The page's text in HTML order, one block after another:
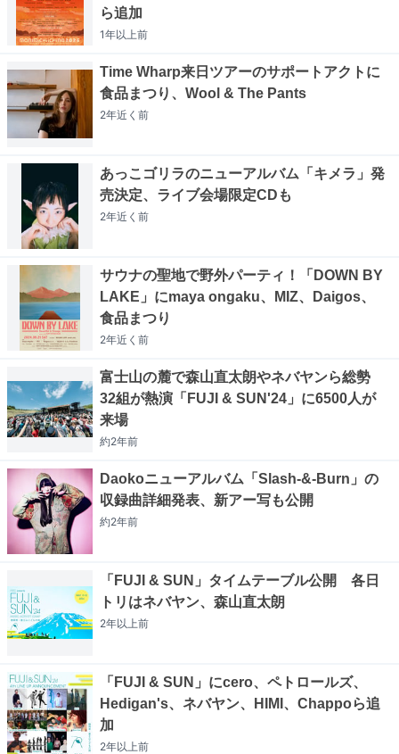
ら追加
1年以上前
Time Wharp来日ツアーのサポートアクトに
食品まつり、Wool & The Pants
2年近く 前
あっこゴリラのニューアルバム「キメラ」発
売決定、ライブ会場限定CDも
2年近く 前
サウナの聖地で野外パーティ！「DOWN BY
LAKE」にmaya ongaku、MIZ、Daigos、
食品まつり
2年近く 前
富士山の麓で森山直太朗やネバヤンら総勢
32組が熱演「FUJI & SUN'24」に6500人が
来場
約2年前
Daokoニューアルバム「Slash-&-Burn」の
収録曲詳細発表、新アー写も公開
約2年前
「FUJI & SUN」タイムテーブル公開 各日
トリはネバヤン、森山直太朗
2年以上前
「FUJI & SUN」にcero、ペトロールズ、
Hedigan's、ネバヤン、HIMI、Chappoら追
加
2年以上前